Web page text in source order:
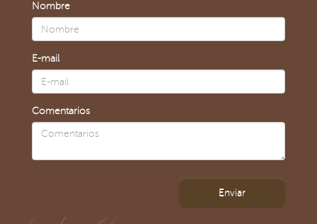
Nombre
E-mail
Comentarios
Enviar